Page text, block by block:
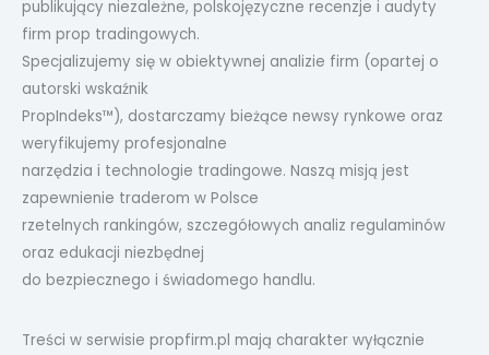
publikujący niezależne, polskojęzyczne recenzje i audyty
firm prop tradingowych.
Specjalizujemy się w obiektywnej analizie firm (opartej o
autorski wskaźnik
PropIndeks™), dostarczamy bieżące newsy rynkowe oraz
weryfikujemy profesjonalne
narzędzia i technologie tradingowe. Naszą misją jest
zapewnienie traderom w Polsce
rzetelnych rankingów, szczegółowych analiz regulaminów
oraz edukacji niezbędnej
do bezpiecznego i świadomego handlu.
Treści w serwisie propfirm.pl mają charakter wyłącznie